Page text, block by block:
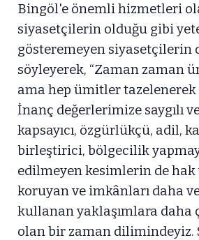
Bingöl'e önemli hizmetleri
siyasetçilerin olduğu gibi
gösteremeyen siyasetçilerin
söyleyerek, “Zaman zaman
ama hep ümitler tazelenerek
İnanç değerlerimize saygılı ve
kapsayıcı, özgürlükçü, adil,
birleştirici, bölgecilik
edilmeyen kesimlerin de hak
koruyan ve imkânları daha
kullanan yaklaşımlara daha
olan bir zaman dilimindeyiz.